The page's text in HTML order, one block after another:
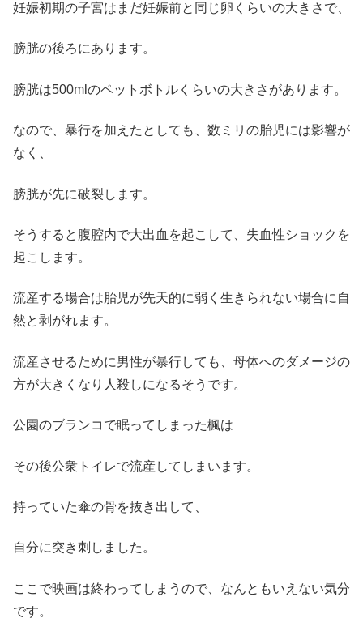
妊娠初期の子宮はまだ妊娠前と同じ卵くらいの大きさで、
膀胱の後ろにあります。
膀胱は500mlのペットボトルくらいの大きさがあります。
なので、暴行を加えたとしても、数ミリの胎児には影響が
なく、
膀胱が先に破裂します。
そうすると腹腔内で大出血を起こして、失血性ショックを
起こします。
流産する場合は胎児が先天的に弱く生きられない場合に自
然と剥がれます。
流産させるために男性が暴行しても、母体へのダメージの
方が大きくなり人殺しになるそうです。
公園のブランコで眠ってしまった楓は
その後公衆トイレで流産してしまいます。
持っていた傘の骨を抜き出して、
自分に突き刺しました。
ここで映画は終わってしまうので、なんともいえない気分
です。